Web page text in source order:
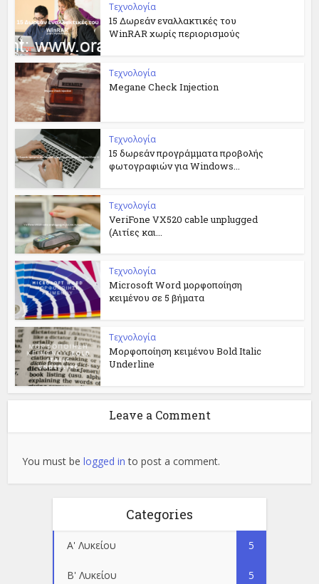
Τεχνολογία
15 Δωρεάν εναλλακτικές του
WinRAR χωρίς περιορισμούς
Τεχνολογία
Megane Check Injection
Τεχνολογία
15 δωρεάν προγράμματα προβολής
φωτογραφιών για Windows...
Τεχνολογία
VeriFone VX520 cable unplugged
(Αιτίες και...
Τεχνολογία
Microsoft Word μορφοποίηση
κειμένου σε 5 βήματα
Τεχνολογία
Μορφοποίηση κειμένου Bold Italic
Underline
Leave a Comment
You must belogged in to post a comment.
Categories
Α' Λυκείου 5
Β' Λυκείου 5